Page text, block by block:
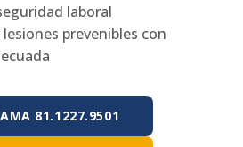
laboral
prevenibles con
81.1227.9501